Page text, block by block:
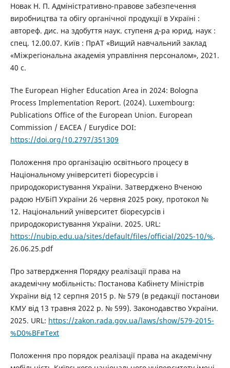
Новак Н. П. Адміністративно-правове забезпечення
виробництва та обігу органічної продукції в Україні :
автореф. дис. на здобуття наук. ступеня д-ра юрид. наук :
спец. 12.00.07. Київ : ПрАТ «Вищий навчальний заклад
«Міжрегіональна академія управління персоналом», 2021.
40 с.
The European Higher Education Area in 2024: Bologna
Process Implementation Report. (2024). Luxembourg:
Publications Office of the European Union. European
Commission / EACEA / Eurydice DOI:
https://doi.org/10.2797/351309
Положення про організацію освітнього процесу в
Національному університеті біоресурсів і
природокористування України. Затверджено Вченою
радою НУБіП України 26 червня 2025 року, протокол №
12. Національний університет біоресурсів і
природокористування України. 2025. URL:
https://nubip.edu.ua/sites/default/files/official/2025-10/%.
26.06.25.pdf
Про затвердження Порядку реалізації права на
академічну мобільність: Постанова Кабінету Міністрів
України від 12 серпня 2015 р. № 579 (в редакції постанови
КМУ від 13 травня 2022 р. № 599). Законодавство України.
2025. URL: https://zakon.rada.gov.ua/laws/show/579-2015-
%D0%BF#Text
Положення про порядок реалізації права на академічну